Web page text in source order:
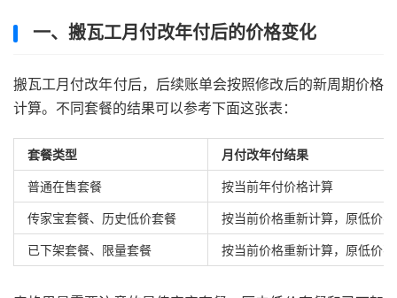
一、搬瓦工月付改年付后的价格变化
搬瓦工月付改年付后，后续账单会按照修改后的新周期价格
计算。不同套餐的结果可以参考下面这张表：
套餐类型 月付改年付结果
普通在售套餐 按当前年付价格计算
传家宝套餐、历史低价套餐 按当前价格重新计算，原低价
已下架套餐、限量套餐 按当前价格重新计算，原低价